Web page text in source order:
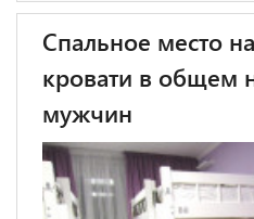
Спальное место
кровати в общем
мужчин